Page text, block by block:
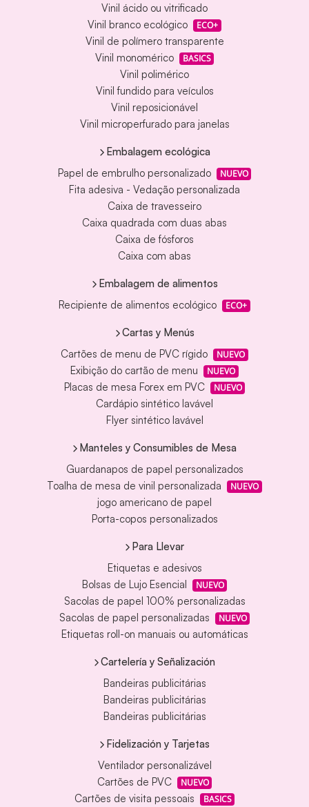
Vinil ácido ou vitrificado
Vinil branco ecológico
ECO+
Vinil de polímero transparente
Vinil monomérico
BASICS
Vinil polimérico
Vinil fundido para veículos
Vinil reposicionável
Vinil microperfurado para janelas
Embalagem ecológica
Papel de embrulho personalizado
NUEVO
Fita adesiva - Vedação personalizada
Caixa de travesseiro
Caixa quadrada com duas abas
Caixa de fósforos
Caixa com abas
Embalagem de alimentos
Recipiente de alimentos ecológico
ECO+
Cartas y Menús
Cartões de menu de PVC rígido
NUEVO
Exibição do cartão de menu NUEVO
Placas de mesa Forex em PVC NUEVO
Cardápio sintético lavável
Flyer sintético lavável
Manteles y Consumibles de Mesa
Guardanapos de papel personalizados
Toalha de mesa de vinil personalizada
NUEVO
jogo americano de papel
Porta-copos personalizados
Para Llevar
Etiquetas e adesivos
Bolsas de Lujo Esencial
NUEVO
Sacolas de papel 100% personalizadas
Sacolas de papel personalizadas
NUEVO
Etiquetas roll-on manuais ou automáticas
Cartelería y Señalización
Bandeiras publicitárias
Bandeiras publicitárias
Bandeiras publicitárias
Fidelización y Tarjetas
Ventilador personalizável
Cartões de PVC
NUEVO
Cartões de visita pessoais BASICS